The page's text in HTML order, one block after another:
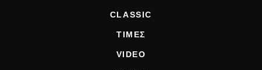
CLASSIC
ΤΙΜΕΣ
VIDEO